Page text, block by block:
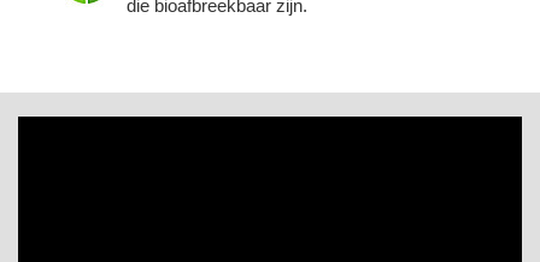
die bioafbreekbaar zijn.